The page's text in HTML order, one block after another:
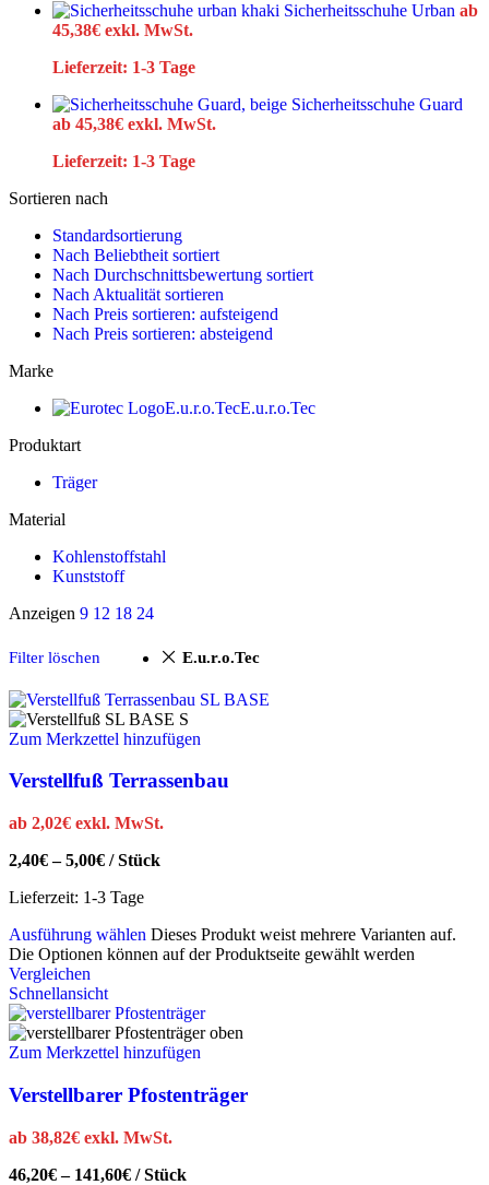
Sicherheitsschuhe Urban ab
45,38€ exkl. MwSt.
Lieferzeit: 1-3 Tage
Sicherheitsschuhe Guard
ab 45,38€ exkl. MwSt.
Lieferzeit: 1-3 Tage
Sortieren nach
Standardsortierung
Nach Beliebtheit sortiert
Nach Durchschnittsbewertung sortiert
Nach Aktualität sortieren
Nach Preis sortieren: aufsteigend
Nach Preis sortieren: absteigend
Marke
E.u.r.o.TecE.u.r.o.Tec
Produktart
Träger
Material
Kohlenstoffstahl
Kunststoff
Anzeigen 9 12 18 24
Filter löschen E.u.r.o.Tec
Zum Merkzettel hinzufügen
Verstellfuß Terrassenbau
ab 2,02€ exkl. MwSt.
2,40€–5,00€ /Stück
Lieferzeit: 1-3 Tage
Ausführung wählen Dieses Produkt weist mehrere Varianten auf.
Die Optionen können auf der Produktseite gewählt werden
Vergleichen
Schnellansicht
Zum Merkzettel hinzufügen
Verstellbarer Pfostenträger
ab 38,82€ exkl. MwSt.
46,20€– 141,60€ /Stück